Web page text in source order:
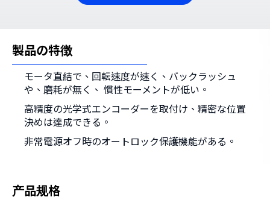
製品の特徴
モータ直結で、回転速度が速く、バックラッシュ
や、磨耗が無く、 慣性モーメントが低い。
高精度の光学式エンコーダーを取付け、精密な位置
決めは達成できる。
非常電源オフ時のオートロック保護機能がある。
产品规格